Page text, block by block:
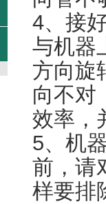
4、接
与机器
方向旋
向不对
效率，
5、机
前，请
样要排